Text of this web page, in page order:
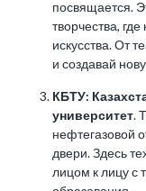
посвящается.
творчества,
искусства. От
и создавай
КБТУ:
университет.
нефтегазовой
двери. Здесь
лицом к лицу с